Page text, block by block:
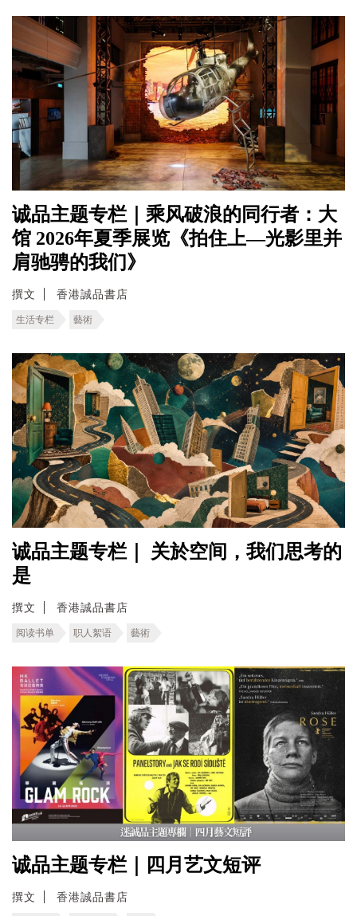
诚品主题专栏｜乘风破浪的同行者：大
馆 2026年夏季展览《拍住上—光影里并
肩驰骋的我们》
撰文 香港誠品書店
生活专栏 藝術
诚品主题专栏｜ 关於空间，我们思考的
是
撰文 香港誠品書店
阅读书单 职人絮语 藝術
诚品主题专栏｜四月艺文短评
撰文 香港誠品書店